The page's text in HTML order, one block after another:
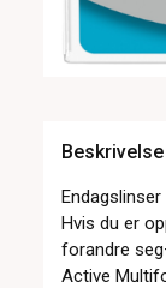
Beskrivelse
Hvis du er
forandre
Active